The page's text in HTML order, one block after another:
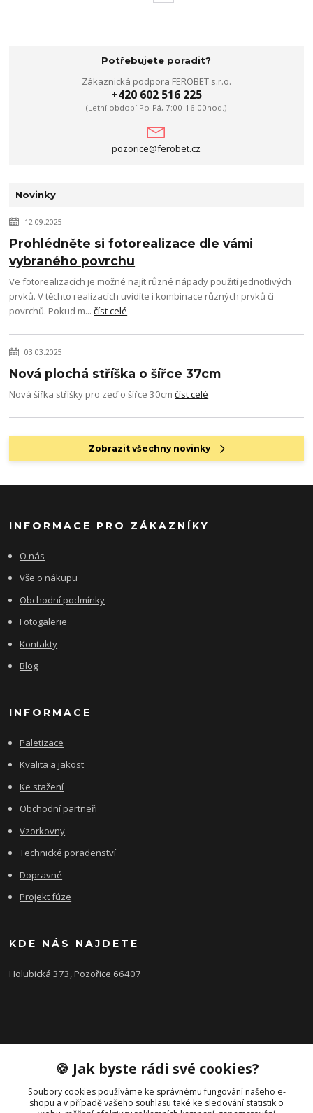
Potřebujete poradit?
Zákaznická podpora FEROBET s.r.o.
+420 602 516 225
(Letní období Po-Pá, 7:00-16:00hod.)
pozorice@ferobet.cz
Novinky
12.09.2025
Prohlédněte si fotorealizace dle vámi
vybraného povrchu
Ve fotorealizacích je možné najít různé nápady použití jednotlivých
prvků. V těchto realizacích uvidíte i kombinace různých prvků či
povrchů. Pokud m...číst celé
03.03.2025
Nová plochá stříška o šířce 37cm
Nová šířka stříšky pro zeď o šířce 30cmčíst celé
Zobrazit všechny novinky
INFORMACE PRO ZÁKAZNÍKY
O nás
Vše o nákupu
Obchodní podmínky
Fotogalerie
Kontakty
Blog
INFORMACE
Paletizace
Kvalita a jakost
Ke stažení
Obchodní partneři
Vzorkovny
Technické poradenství
Dopravné
Projekt fúze
KDE NÁS NAJDETE
Holubická 373, Pozořice 66407
KONTAKTY
Zákaznická podpora FEROBET s.r.o.
+420 602 516 225
(Letní období Po-Pá, 7:00-16:00hod.)
🍪 Jak byste rádi své cookies?
Soubory cookies používáme ke správnému fungování našeho e-
shopu a v případě vašeho souhlasu také ke sledování statistik o